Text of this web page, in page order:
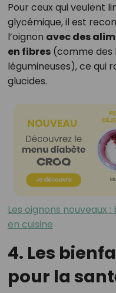
Pour ceux qui veulent
glycémique, il est
l’oignon avec des
en fibres(comme des
légumineuses), ce qui
glucides.
Les oignons nouveaux
en cuisine
4. Les
pour la